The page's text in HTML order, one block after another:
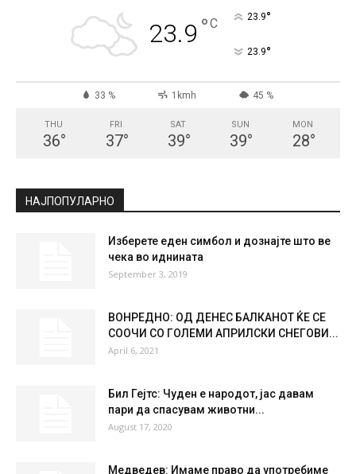
23.9 °C 23.9°
23.9°
33 % 1kmh 45 %
THU
36°
FRI
37°
SAT
39°
SUN
39°
MON
28°
НАЈПОПУЛАРНО
Изберете еден симбол и дознајте што ве
чека во иднината
September 3, 2019
ВОНРЕДНО: ОД ДЕНЕС БАЛКАНОТ ЌЕ СЕ
СООЧИ СО ГОЛЕМИ АПРИЛСКИ СНЕГОВИ...
April 6, 2021
Бил Гејтс: Чуден е народот, јас давам
пари да спасувам животни...
August 17, 2020
Медведев: Имаме право да употребиме